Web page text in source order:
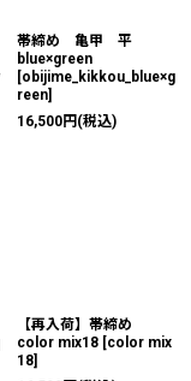
帯締め 亀甲 平
blue×green
[obijime_kikkou_blue×g
reen]
16,500円 (税込)
【再入荷】帯締め
color mix18 [color mix
18]